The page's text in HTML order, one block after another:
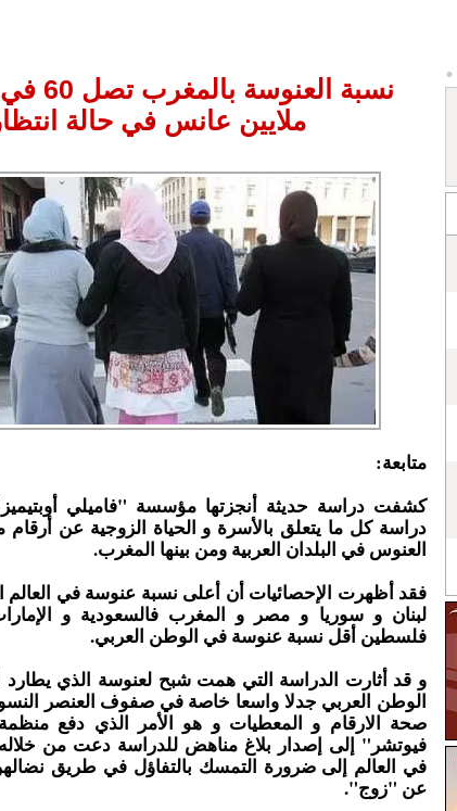
ملايين عانس في حالة
متابعة:
كشفت دراسة حديثة أنجزتها مؤسسة "فاميلي
دراسة كل ما يتعلق بالأسرة و الحياة الزوجية عن
العنوس في البلدان العربية ومن بينها المغرب.
فقد أظهرت الإحصائيات أن أعلى نسبة عنوسة في
لبنان و سوريا و مصر و المغرب فالسعودية و
فلسطين أقل نسبة عنوسة في الوطن العربي.
و قد أثارت الدراسة التي همت شبح لعنوسة الذي
الوطن العربي جدلا واسعا خاصة في صفوف العنصر
صحة الارقام و المعطيات و هو الأمر الذي دفع
فيوتشر" إلى إصدار بلاغ مناهض للدراسة دعت من خلاله
في العالم إلى ضرورة التمسك بالتفاؤل في طريق
عن "زوج".